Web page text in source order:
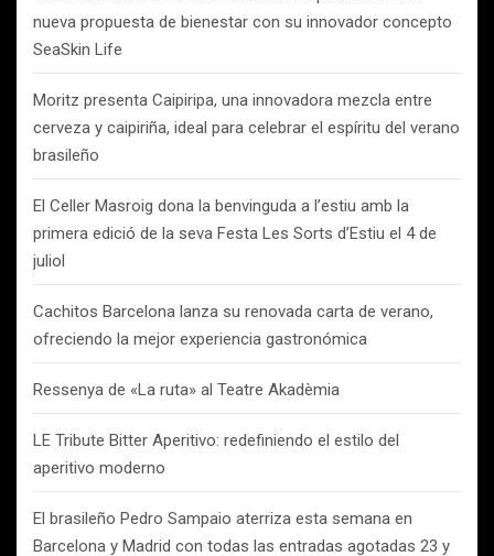
nueva propuesta de bienestar con su innovador concepto
SeaSkin Life
Moritz presenta Caipiripa, una innovadora mezcla entre
cerveza y caipiriña, ideal para celebrar el espíritu del verano
brasileño
El Celler Masroig dona la benvinguda a l’estiu amb la
primera edició de la seva Festa Les Sorts d’Estiu el 4 de
juliol
Cachitos Barcelona lanza su renovada carta de verano,
ofreciendo la mejor experiencia gastronómica
Ressenya de «La ruta» al Teatre Akadèmia
LE Tribute Bitter Aperitivo: redefiniendo el estilo del
aperitivo moderno
El brasileño Pedro Sampaio aterriza esta semana en
Barcelona y Madrid con todas las entradas agotadas 23 y